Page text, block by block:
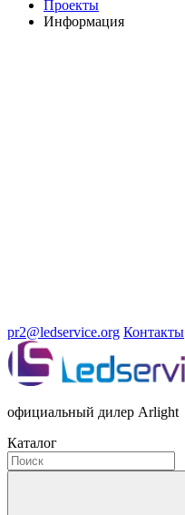
Проекты
Информация
pr2@ledservice.org Контакты
официальный дилер Arlight
Каталог